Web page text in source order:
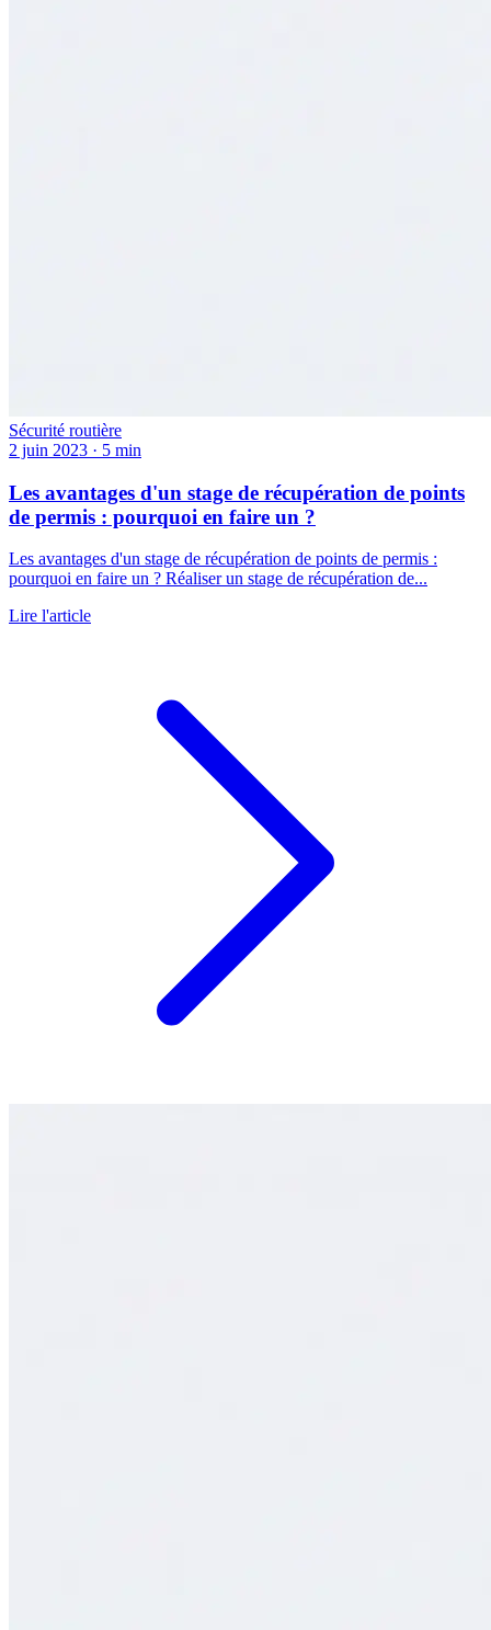
Sécurité routière
2 juin 2023 · 5 min
Les avantages d'un stage de récupération de points
de permis : pourquoi en faire un ?
Les avantages d'un stage de récupération de points de permis :
pourquoi en faire un ? Réaliser un stage de récupération de...
Lire l'article